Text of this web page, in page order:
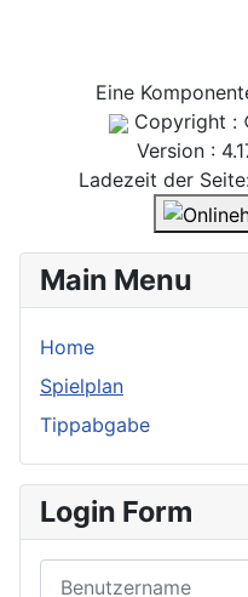
Eine
Copyright :
Version :
Ladezeit der
Main Menu
Home
Spielplan
Tippabgabe
Login Form